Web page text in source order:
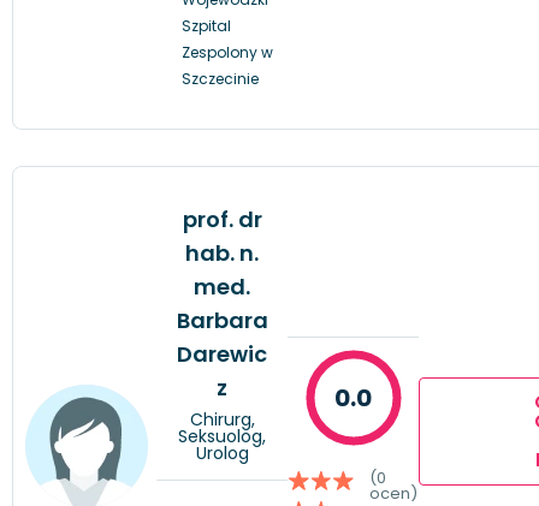
Szpital
Zespolony w
Szczecinie
prof. dr
hab. n.
med.
Barbara
Darewic
z
Chirurg,
Seksuolog,
Urolog
0.0
(0
ocen)